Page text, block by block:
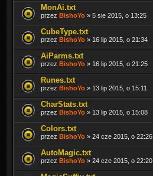
MonAi.txt
przez BishoYo » 5 sie 2015, o 13:25
CubeType.txt
przez BishoYo » 16 lip 2015, o 21:34
AiParms.txt
przez BishoYo » 16 lip 2015, o 21:25
Runes.txt
przez BishoYo » 13 lip 2015, o 15:11
CharStats.txt
przez BishoYo » 13 lip 2015, o 15:08
Colors.txt
przez BishoYo » 24 cze 2015, o 22:26
AutoMagic.txt
przez BishoYo » 24 cze 2015, o 22:20